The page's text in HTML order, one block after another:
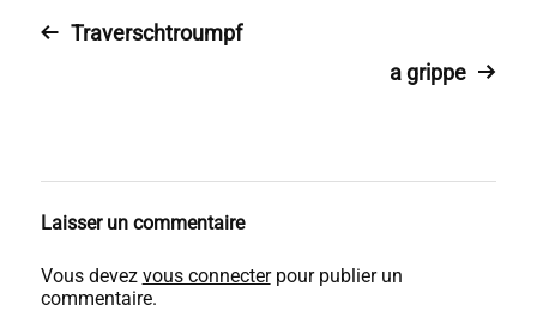
Traverschtroumpf
a grippe
Laisser un commentaire
Vous devez vous connecterpour publier un
commentaire.